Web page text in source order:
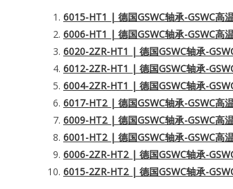
6015-HT1 | 德国GSWC轴承-GSWC高
6006-HT1 | 德国GSWC轴承-GSWC高
6020-2ZR-HT1 | 德国GSWC轴承-
6012-2ZR-HT1 | 德国GSWC轴承-
6004-2ZR-HT1 | 德国GSWC轴承-
6017-HT2 | 德国GSWC轴承-GSWC高
6009-HT2 | 德国GSWC轴承-GSWC高
6001-HT2 | 德国GSWC轴承-GSWC高
6006-2ZR-HT2 | 德国GSWC轴承-
6015-2ZR-HT2 | 德国GSWC轴承-